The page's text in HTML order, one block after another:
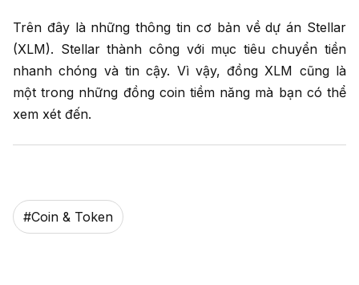
Trên đây là những thông tin cơ bản về dự án Stellar
(XLM). Stellar thành công với mục tiêu chuyển tiền
nhanh chóng và tin cậy. Vì vậy, đồng XLM cũng là
một trong những đồng coin tiềm năng mà bạn có thể
xem xét đến.
#Coin & Token